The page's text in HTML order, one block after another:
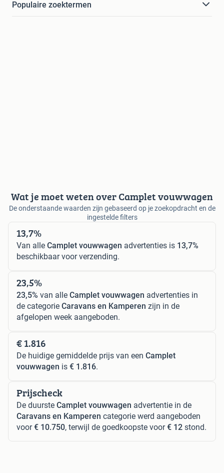
Populaire zoektermen
Wat je moet weten over Camplet vouwwagen
De onderstaande waarden zijn gebaseerd op je zoekopdracht en de
ingestelde filters
13,7%
Van alle Camplet vouwwagen advertenties is 13,7%
beschikbaar voor verzending.
23,5%
23,5% van alle Camplet vouwwagen advertenties in
de categorie Caravans en Kamperen zijn in de
afgelopen week aangeboden.
€ 1.816
De huidige gemiddelde prijs van een Camplet
vouwwagen is € 1.816.
Prijscheck
De duurste Camplet vouwwagen advertentie in de
Caravans en Kamperen categorie werd aangeboden
voor€ 10.750, terwijl de goedkoopste voor€ 12 stond.